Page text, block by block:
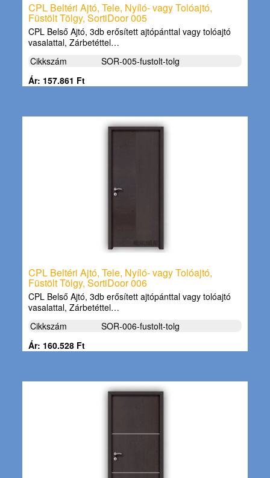
CPL Beltéri Ajtó, Tele, Nyíló- vagy Tolóajtó,
Füstölt Tölgy, SortiDoor 005
CPL Belső Ajtó, 3db erősített ajtópánttal vagy tolóajtó
vasalattal, Zárbetéttel…
Cikkszám
SOR-005-fustolt-tolg
Ár: 157.861 Ft
CPL Beltéri Ajtó, Tele, Nyíló- vagy Tolóajtó,
Füstölt Tölgy, SortiDoor 006
CPL Belső Ajtó, 3db erősített ajtópánttal vagy tolóajtó
vasalattal, Zárbetéttel…
Cikkszám
SOR-006-fustolt-tolg
Ár: 160.528 Ft